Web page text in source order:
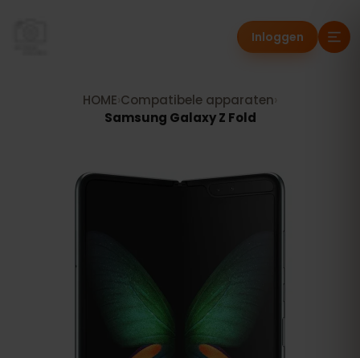
Inloggen
HOME Compatibele apparaten
Samsung Galaxy Z Fold